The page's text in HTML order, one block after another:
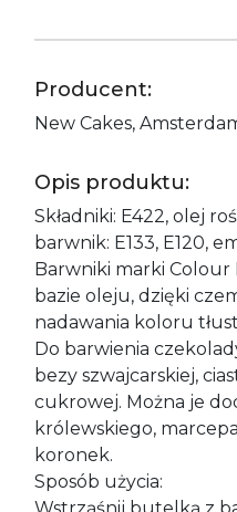
Producent:
New Cakes,
Opis produktu:
Składniki: E422, olej
barwnik: E133, E120,
Barwniki marki Colour
bazie oleju, dzięki
nadawania koloru
Do barwienia
bezy szwajcarskiej,
cukrowej. Można je
królewskiego,
koronek.
Sposób użycia:
Wstrząśnij butelką z